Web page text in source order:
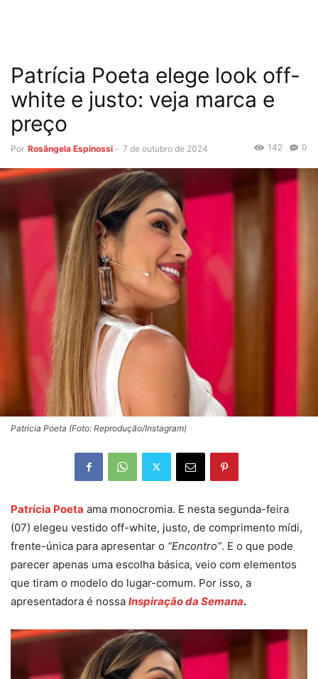
Patrícia Poeta elege look off-
white e justo: veja marca e
preço
Por Rosângela Espinossi - 7 de outubro de 2024 0
142
Patricia Poeta (Foto: Reprodução/Instagram)
Patrícia Poeta ama monocromia. E nesta segunda-feira
(07) elegeu vestido off-white, justo, de comprimento mídi,
frente-única para apresentar o “Encontro”. E o que pode
parecer apenas uma escolha básica, veio com elementos
que tiram o modelo do lugar-comum. Por isso, a
apresentadora é nossa Inspiração da Semana.